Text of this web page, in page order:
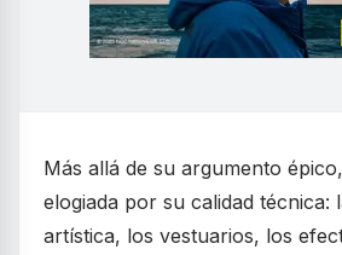
Más allá de su argumento
elogiada por su calidad técnica:
artística, los vestuarios, los